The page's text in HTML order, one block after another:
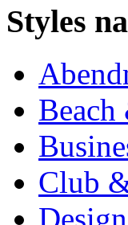
Styles
Club